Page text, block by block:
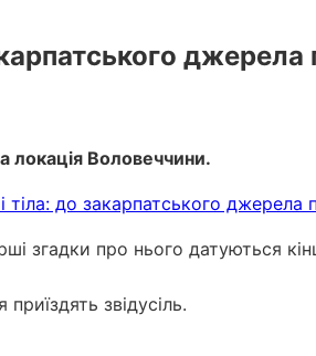
джерела
локація Воловеччини.
про нього датуються
звідусіль.